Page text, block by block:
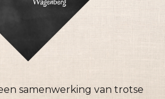
samenwerking van trotse